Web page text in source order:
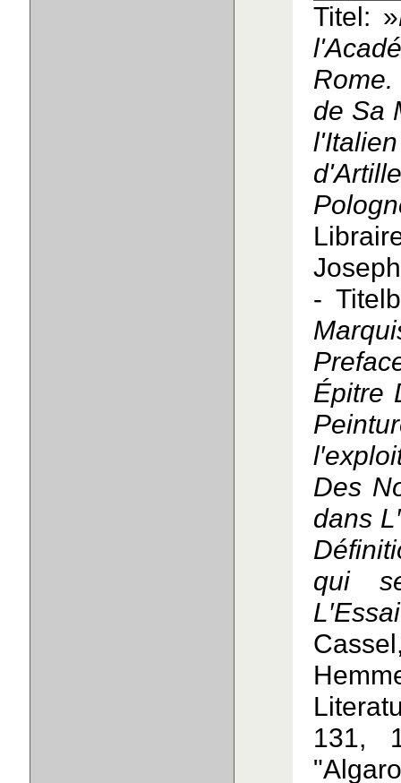
Titel: »
de Sa
-
Épitre
Des
dans
qui
131,